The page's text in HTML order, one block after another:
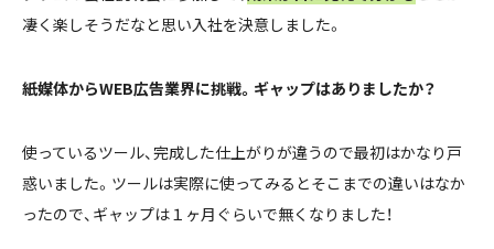
凄く楽しそうだなと思い入社を決意しました。
――紙媒体からWEB広告業界に挑戦。ギャップはありましたか？
使っているツール、完成した仕上がりが違うので最初はかなり戸
惑いました。ツールは実際に使ってみるとそこまでの違いはなか
ったので、ギャップは１ヶ月ぐらいで無くなりました！